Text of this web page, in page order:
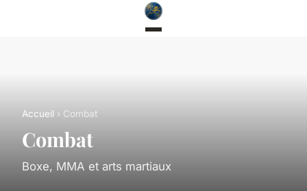
Accueil › Combat
Combat
Boxe, MMA et arts martiaux